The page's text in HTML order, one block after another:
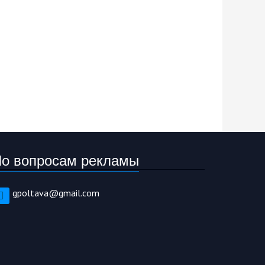
вопросам рекламы
gpoltava@gmail.com